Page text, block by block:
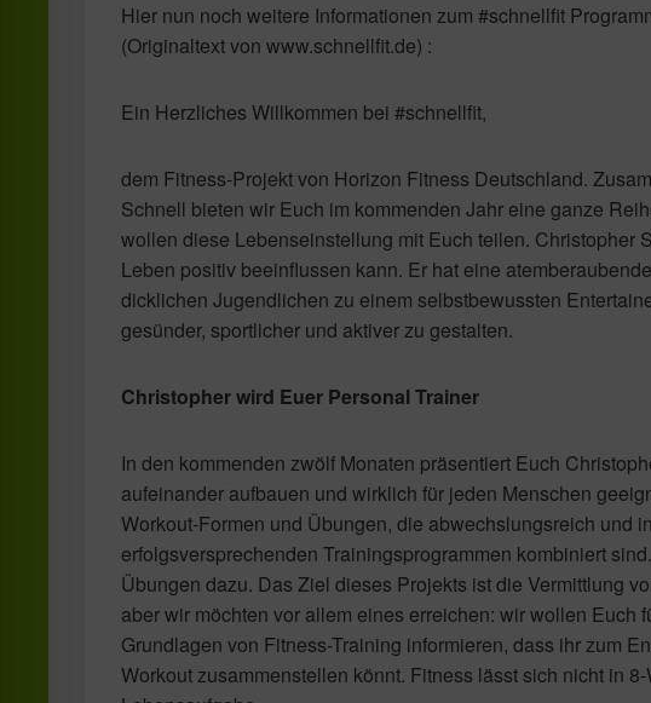
Hier nun noch weitere Informationen zum #schnellfit
(Originaltext von www.schnellfit.de) :
Ein Herzliches Willkommen bei #schnellfit,
dem Fitness-Projekt von Horizon Fitness Deutschland.
Schnell bieten wir Euch im kommenden Jahr eine ganze
wollen diese Lebenseinstellung mit Euch teilen. Christopher
Leben positiv beeinflussen kann. Er hat eine
dicklichen Jugendlichen zu einem selbstbewussten
gesünder, sportlicher und aktiver zu gestalten.
Christopher wird Euer Personal Trainer
In den kommenden zwölf Monaten präsentiert Euch
aufeinander aufbauen und wirklich für jeden Menschen
Workout-Formen und Übungen, die abwechslungsreich und
erfolgsversprechenden Trainingsprogrammen kombiniert
Übungen dazu. Das Ziel dieses Projekts ist die Vermittlung
aber wir möchten vor allem eines erreichen: wir wollen Euch
Grundlagen von Fitness-Training informieren, dass ihr zum
Workout zusammenstellen könnt. Fitness lässt sich nicht in